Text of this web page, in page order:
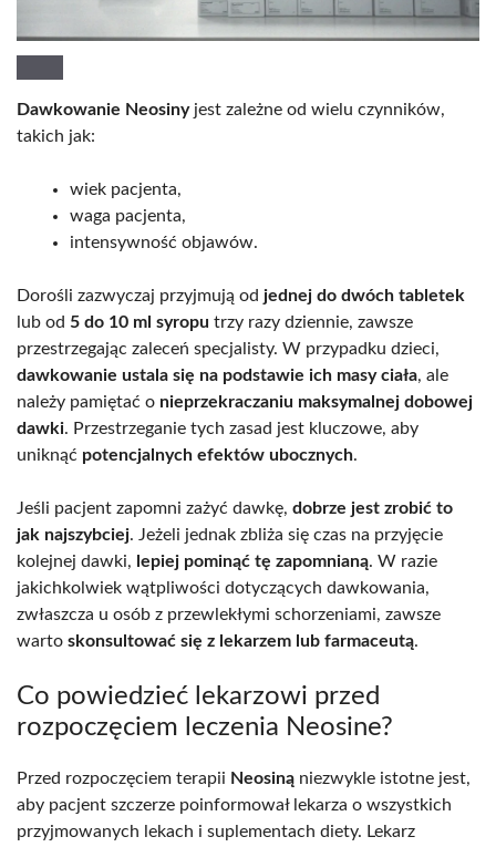
Dawkowanie Neosinyjest zależne od wielu czynników,
takich jak:
wiek pacjenta,
waga pacjenta,
intensywność objawów.
Dorośli zazwyczaj przyjmują od jednej do dwóch tabletek
lub od 5 do 10 ml syropu trzy razy dziennie, zawsze
przestrzegając zaleceń specjalisty. W przypadku dzieci,
dawkowanie ustala się na podstawie ich masy ciała, ale
należy pamiętać o nieprzekraczaniu maksymalnej dobowej
dawki. Przestrzeganie tych zasad jest kluczowe, aby
uniknąć potencjalnych efektów ubocznych.
Jeśli pacjent zapomni zażyć dawkę, dobrze jest zrobić to
jak najszybciej. Jeżeli jednak zbliża się czas na przyjęcie
kolejnej dawki, lepiej pominąć tę zapomnianą. W razie
jakichkolwiek wątpliwości dotyczących dawkowania,
zwłaszcza u osób z przewlekłymi schorzeniami, zawsze
warto skonsultować się z lekarzem lub farmaceutą.
Co powiedzieć lekarzowi przed
rozpoczęciem leczenia Neosine?
Przed rozpoczęciem terapii Neosiną niezwykle istotne jest,
aby pacjent szczerze poinformował lekarza o wszystkich
przyjmowanych lekach i suplementach diety. Lekarz